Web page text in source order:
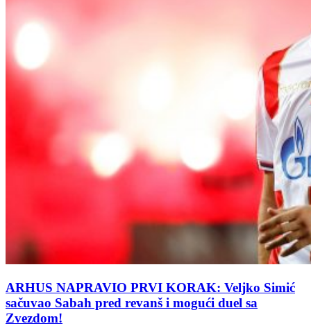
ARHUS NAPRAVIO PRVI KORAK: Veljko Simić
sačuvao Sabah pred revanš i mogući duel sa
Zvezdom!